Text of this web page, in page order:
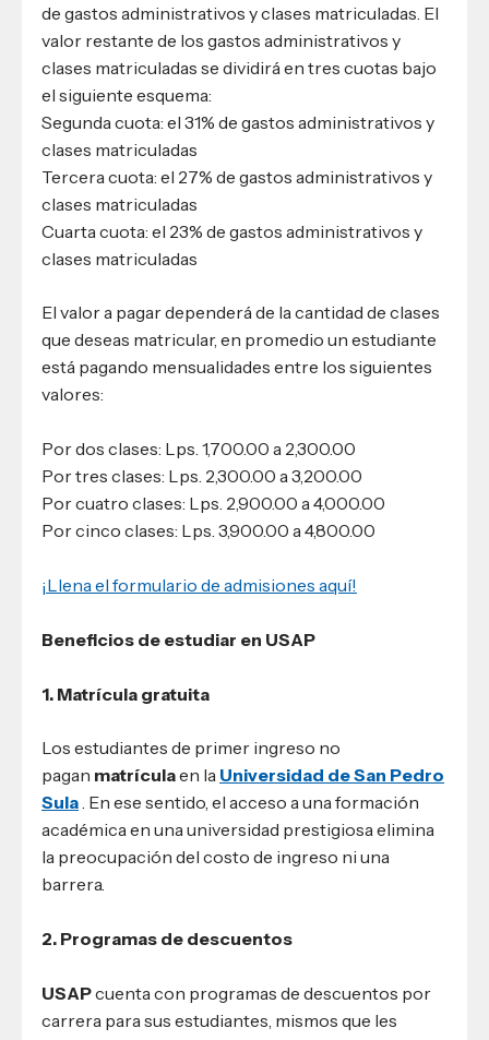
de gastos administrativos y clases matriculadas. El
valor restante de los gastos administrativos y
clases matriculadas se dividirá en tres cuotas bajo
el siguiente esquema:
Segunda cuota: el 31% de gastos administrativos y
clases matriculadas
Tercera cuota: el 27% de gastos administrativos y
clases matriculadas
Cuarta cuota: el 23% de gastos administrativos y
clases matriculadas
El valor a pagar dependerá de la cantidad de clases
que deseas matricular, en promedio un estudiante
está pagando mensualidades entre los siguientes
valores:
Por dos clases: Lps. 1,700.00 a 2,300.00
Por tres clases: Lps. 2,300.00 a 3,200.00
Por cuatro clases: Lps. 2,900.00 a 4,000.00
Por cinco clases: Lps. 3,900.00 a 4,800.00
¡Llena el formulario de admisiones aquí!
Beneficios de estudiar en USAP
1. Matrícula gratuita
Los estudiantes de primer ingreso no
pagan matrículaen la Universidad de San Pedro
Sula. En ese sentido, el acceso a una formación
académica en una universidad prestigiosa elimina
la preocupación del costo de ingreso ni una
barrera.
2. Programas de descuentos
USAPcuenta con programas de descuentos por
carrera para sus estudiantes, mismos que les